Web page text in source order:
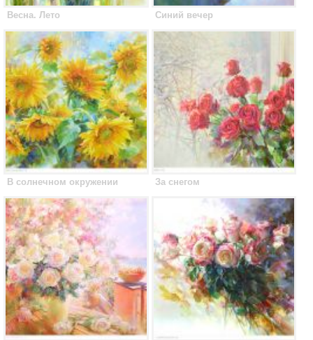
Весна. Лето Синий вечер
В солнечном окружении За снегом